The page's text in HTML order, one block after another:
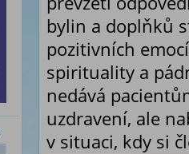
bylin a doplňků
pozitivních
spirituality a
nedává
uzdravení, ale
v situaci, kdy si